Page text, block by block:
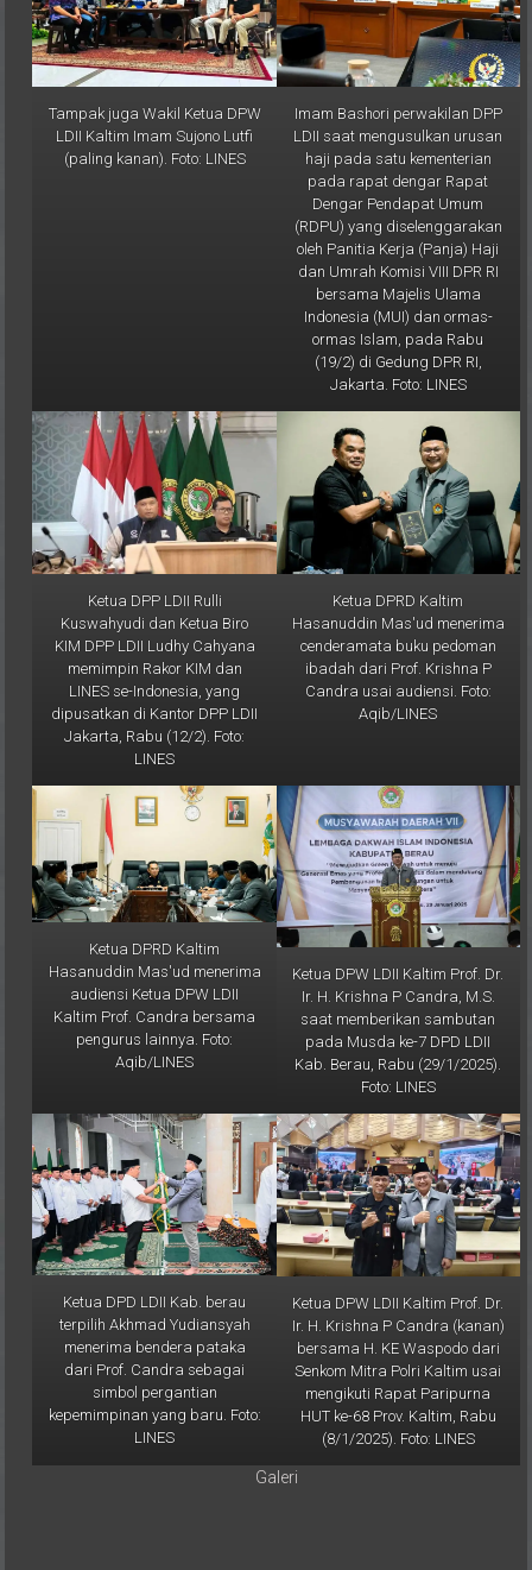
Tampak juga Wakil Ketua DPW
LDII Kaltim Imam Sujono Lutfi
Imam Bashori perwakilan DPP
LDII saat mengusulkan urusan
haji pada satu kementerian
pada rapat dengar Rapat
Dengar Pendapat Umum
(RDPU) yang diselenggarakan
oleh Panitia Kerja (Panja) Haji
dan Umrah Komisi VIII DPR RI
bersama Majelis Ulama
Indonesia (MUI) dan ormas-
ormas Islam, pada Rabu
(19/2) di Gedung DPR RI,
Jakarta. Foto: LINES
Ketua DPP LDII Rulli
Kuswahyudi dan Ketua Biro
KIM DPP LDII Ludhy Cahyana
memimpin Rakor KIM dan
LINES se-Indonesia, yang
dipusatkan di Kantor DPP LDII
Jakarta, Rabu (12/2). Foto:
LINES
Ketua DPRD Kaltim
Hasanuddin Mas'ud menerima
cenderamata buku pedoman
ibadah dari Prof. Krishna P
Candra usai audiensi. Foto:
Ketua DPRD Kaltim
Hasanuddin Mas'ud menerima
audiensi Ketua DPW LDII
Kaltim Prof. Candra bersama
pengurus lainnya. Foto:
Ketua DPW LDII Kaltim Prof. Dr.
Ir. H. Krishna P Candra, M.S.
saat memberikan sambutan
pada Musda ke-7 DPD LDII
Kab. Berau, Rabu (29/1/2025).
Foto: LINES
Ketua DPD LDII Kab. berau
terpilih Akhmad Yudiansyah
menerima bendera pataka
dari Prof. Candra sebagai
simbol pergantian
kepemimpinan yang baru. Foto:
LINES
Ketua DPW LDII Kaltim Prof. Dr.
Ir. H. Krishna P Candra (kanan)
bersama H. KE Waspodo dari
Senkom Mitra Polri Kaltim usai
mengikuti Rapat Paripurna
HUT ke-68 Prov. Kaltim, Rabu
(8/1/2025). Foto: LINES